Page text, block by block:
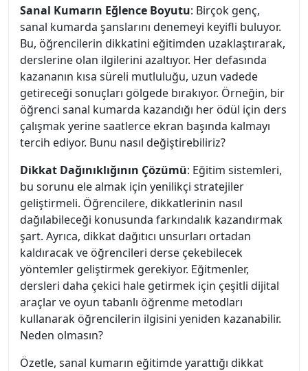
Sanal Kumarın Eğlence Boyutu: Birçok genç,
sanal kumarda şanslarını denemeyi keyifli buluyor.
Bu, öğrencilerin dikkatini eğitimden uzaklaştırarak,
derslerine olan ilgilerini azaltıyor. Her defasında
kazananın kısa süreli mutluluğu, uzun vadede
getireceği sonuçları gölgede bırakıyor. Örneğin, bir
öğrenci sanal kumarda kazandığı her ödül için ders
çalışmak yerine saatlerce ekran başında kalmayı
tercih ediyor. Bunu nasıl değiştirebiliriz?
Dikkat Dağınıklığının Çözümü: Eğitim sistemleri,
bu sorunu ele almak için yenilikçi stratejiler
geliştirmeli. Öğrencilere, dikkatlerinin nasıl
dağılabileceği konusunda farkındalık kazandırmak
şart. Ayrıca, dikkat dağıtıcı unsurları ortadan
kaldıracak ve öğrencileri derse çekebilecek
yöntemler geliştirmek gerekiyor. Eğitmenler,
dersleri daha çekici hale getirmek için çeşitli dijital
araçlar ve oyun tabanlı öğrenme metodları
kullanarak öğrencilerin ilgisini yeniden kazanabilir.
Neden olmasın?
Özetle, sanal kumarın eğitimde yarattığı dikkat